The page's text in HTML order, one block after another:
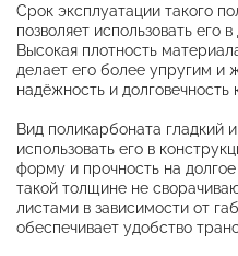
Срок эксплуатации такого
позволяет использовать его
Высокая плотность
делает его более упругим и
надёжность и долговечность
Вид поликарбоната гладкий
использовать его в
форму и прочность на
такой толщине не
листами в зависимости от
обеспечивает удобство